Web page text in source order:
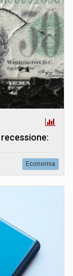
Economia